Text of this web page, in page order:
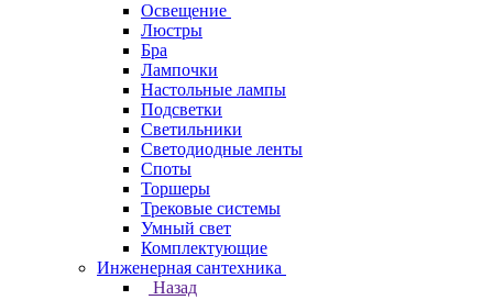
Освещение
Люстры
Бра
Лампочки
Настольные лампы
Подсветки
Светильники
Светодиодные ленты
Споты
Торшеры
Трековые системы
Умный свет
Комплектующие
Инженерная сантехника
Назад